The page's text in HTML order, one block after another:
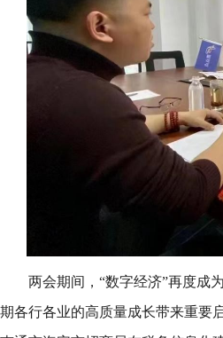
两会期间，“数字经济”再度成
期各行各业的高质量成长带来重要